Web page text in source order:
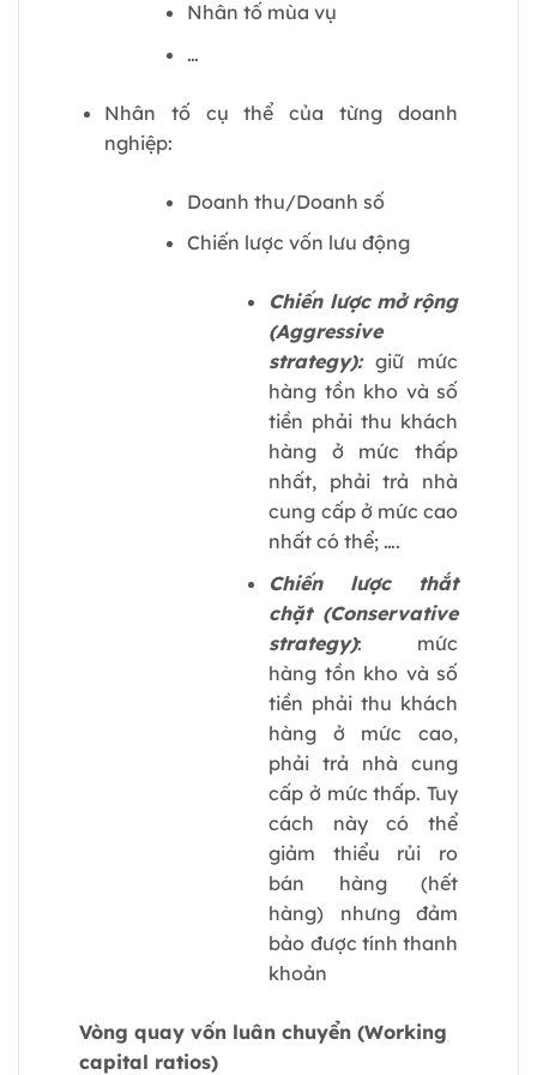
Nhân tố mùa vụ
…
Nhân tố cụ thể của từng doanh
nghiệp:
Doanh thu/Doanh số
Chiến lược vốn lưu động
Chiến lược mở rộng
(Aggressive
strategy):giữ mức
hàng tồn kho và số
tiền phải thu khách
hàng ở mức thấp
nhất, phải trả nhà
cung cấp ở mức cao
nhất có thể; ….
Chiến lược thắt
chặt (Conservative
strategy): mức
hàng tồn kho và số
tiền phải thu khách
hàng ở mức cao,
phải trả nhà cung
cấp ở mức thấp. Tuy
cách này có thể
giảm thiểu rủi ro
bán hàng (hết
hàng) nhưng đảm
bảo được tính thanh
khoản
Vòng quay vốn luân chuyển (Working
capital ratios)